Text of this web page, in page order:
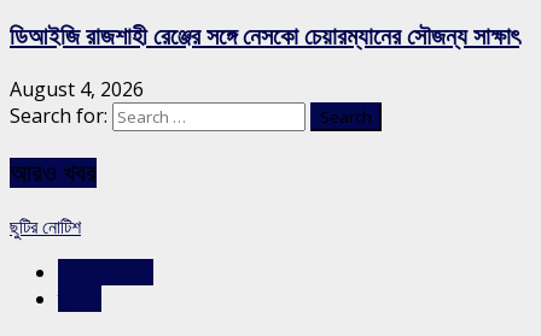
ডিআইজি রাজশাহী রেঞ্জের সঙ্গে নেসকো চেয়ারম্যানের সৌজন্য সাক্ষাৎ
August 4, 2026
Search for:
আরও খবর
ছুটির নোটিশ